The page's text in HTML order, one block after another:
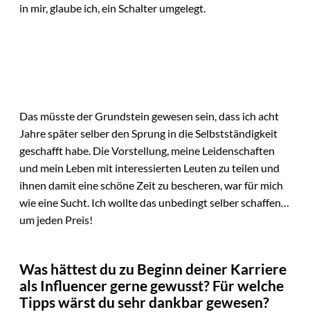
in mir, glaube ich, ein Schalter umgelegt.
Das müsste der Grundstein gewesen sein, dass ich acht
Jahre später selber den Sprung in die Selbstständigkeit
geschafft habe. Die Vorstellung, meine Leidenschaften
und mein Leben mit interessierten Leuten zu teilen und
ihnen damit eine schöne Zeit zu bescheren, war für mich
wie eine Sucht. Ich wollte das unbedingt selber schaffen…
um jeden Preis!
Was hättest du zu Beginn deiner Karriere
als Influencer gerne gewusst? Für welche
Tipps wärst du sehr dankbar gewesen?